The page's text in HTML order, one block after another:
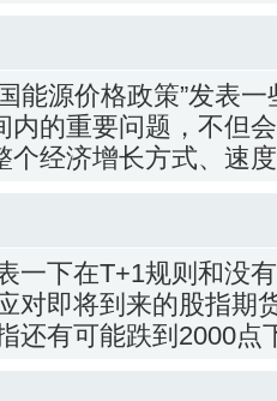
能源价格政策”发表
内的重要问题，不但
个经济增长方式、速
一下在T+1规则和没
对即将到来的股指期
还有可能跌到2000点